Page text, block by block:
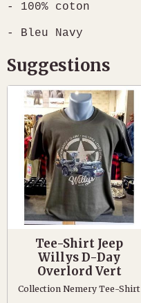
- 100% coton
- Bleu Navy
Suggestions
Tee-Shirt Jeep
Willys D-Day
Overlord Vert
Collection Nemery Tee-Shirt